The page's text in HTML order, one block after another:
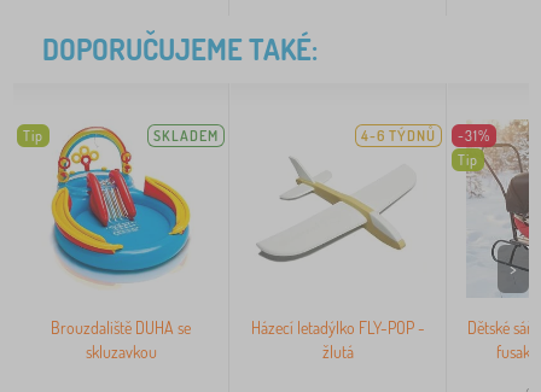
DOPORUČUJEME TAKÉ:
Tip SKLADEM
Brouzdaliště DUHA se
skluzavkou
4-6 TÝDNŮ
Házecí letadýlko FLY-POP -
žlutá
-31%
Tip
Dětské
>